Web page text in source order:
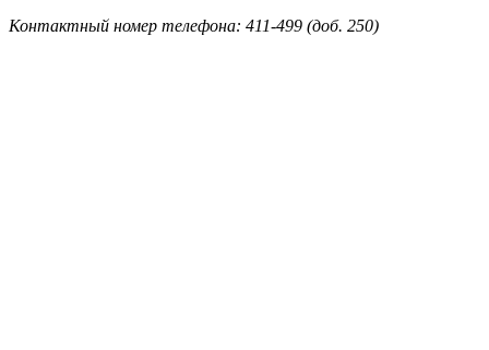
Контактный номер телефона: 411-499 (доб. 250)